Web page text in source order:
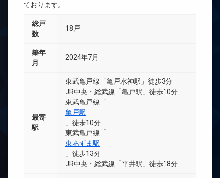
ております。
総戸
数
18戸
築年
月
2024年7月
最寄
駅
東武亀戸線「亀戸水神駅」徒歩3分
JR中央・総武線「亀戸駅」徒歩10分
東武亀戸線「
亀戸駅
」徒歩10分
東武亀戸線「
東あずま駅
」徒歩13分
JR中央・総武線「平井駅」徒歩18分